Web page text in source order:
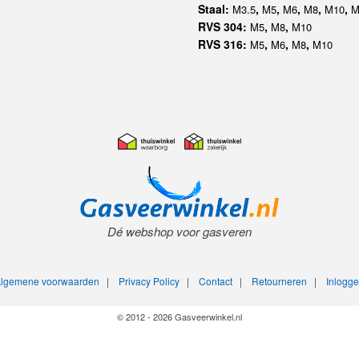
Dé webshop voor gasveren
voorwaarden |Privacy Policy|Contact | Retourneren
© 2012 - 2026 Gasveerwinkel.nl